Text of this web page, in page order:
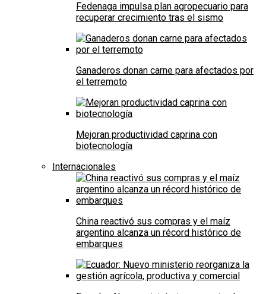
Fedenaga impulsa plan agropecuario para
recuperar crecimiento tras el sismo
Ganaderos donan carne para afectados por
el terremoto
Mejoran productividad caprina con
biotecnología
Internacionales
China reactivó sus compras y el maíz
argentino alcanza un récord histórico de
embarques